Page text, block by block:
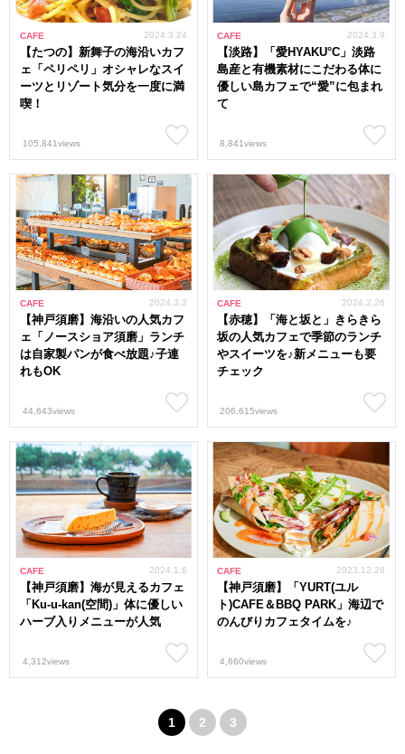
CAFE
【たつの】新舞子の海沿いカフ
ェ「ペリペリ」オシャレなスイ
ーツとリゾート気分を一度に満
喫！
2024.3.24
105,841views
CAFE
【淡路】「愛HYAKU°C」淡路
島産と有機素材にこだわる体に
優しい島カフェで“愛”に包まれ
て
2024.3.9
8,841views
CAFE
【神戸須磨】海沿いの人気カフ
ェ「ノースショア須磨」ランチ
は自家製パンが食べ放題♪子連
れもOK
2024.3.3
44,643views
CAFE
【赤穂】「海と坂と」きらきら
坂の人気カフェで季節のランチ
やスイーツを♪新メニューも要
チェック
2024.2.26
206,615views
CAFE
【神戸須磨】海が見えるカフェ
「Ku-u-kan(空間)」体に優しい
ハーブ入りメニューが人気
2024.1.6
4,312views
CAFE
【神戸須磨】「YURT(ユル
ト)CAFE＆BBQ PARK」海辺で
のんびりカフェタイムを♪
2023.12.28
4,660views
1 2 3